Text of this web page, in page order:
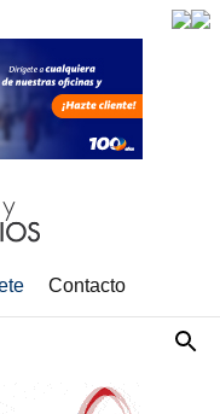
Contacto